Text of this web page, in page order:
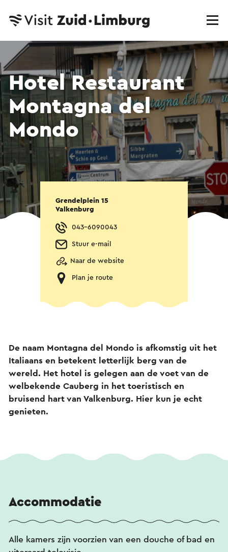
Hotel Restaurant
Montagna del
Mondo
Grendelplein 15
Valkenburg
043-6090043
Stuur e-mail
Naar de website
Plan je route
De naam Montagna del Mondo is afkomstig uit het
Italiaans en betekent letterlijk berg van de
wereld. Het hotel is gelegen aan de voet van de
welbekende Cauberg in het toeristisch en
bruisend hart van Valkenburg. Hier kun je echt
genieten.
Accommodatie
Alle kamers zijn voorzien van een douche of bad en